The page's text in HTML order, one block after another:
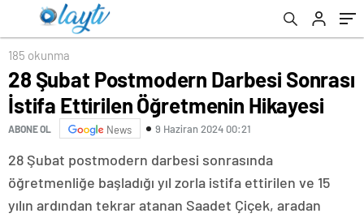
185 okunma
28 Şubat Postmodern Darbesi Sonrası
İstifa Ettirilen Öğretmenin Hikayesi
ABONE OL News 9 Haziran 2024 00:21
28 Şubat postmodern darbesi sonrasında
öğretmenliğe başladığı yıl zorla istifa ettirilen ve 15
yılın ardından tekrar atanan Saadet Çiçek, aradan